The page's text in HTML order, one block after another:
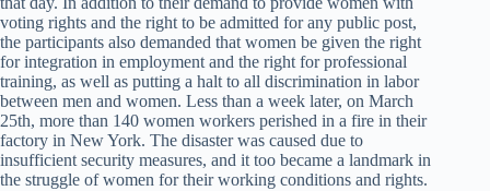
voting rights and the right to be admitted for any public post,
the participants also demanded that women be given the right
for integration in employment and the right for professional
training, as well as putting a halt to all discrimination in labor
between men and women. Less than a week later, on March
25th, more than 140 women workers perished in a fire in their
factory in New York. The disaster was caused due to
insufficient security measures, and it too became a landmark in
the struggle of women for their working conditions and rights.